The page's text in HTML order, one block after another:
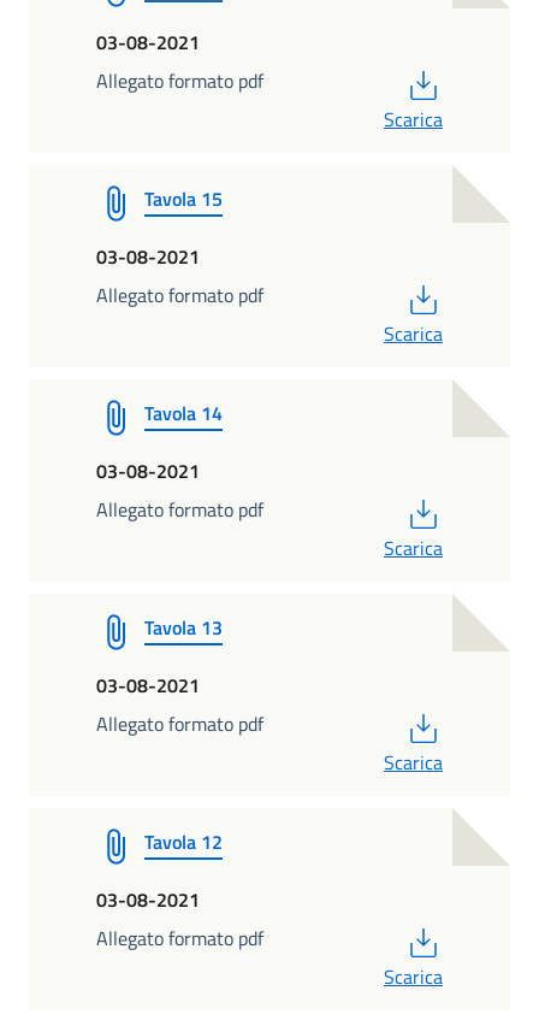
03-08-2021
Allegato formato pdf
Scarica
Tavola 15
03-08-2021
Allegato formato pdf
Scarica
Tavola 14
03-08-2021
Allegato formato pdf
Scarica
Tavola 13
03-08-2021
Allegato formato pdf
Scarica
Tavola 12
03-08-2021
Allegato formato pdf
Scarica